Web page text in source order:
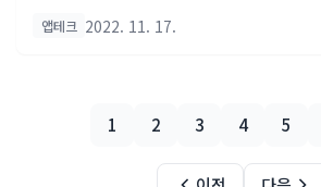
료 채굴 및 앱테크 그리고 부업을 하시는 분들
은 분들이 소소하지만 현금화하신 분들도 많으
벌이 해 보십시오. ※ 22년 내 KYC 진행 후 거
앱테크 2022. 11. 17.
1 2 3 4 5